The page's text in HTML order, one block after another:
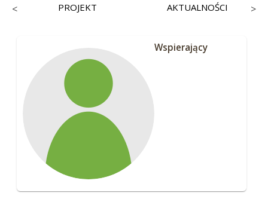
< PROJEKT AKTUALNOŚCI >
Wspierający